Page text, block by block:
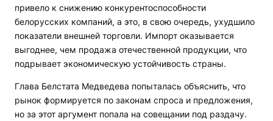
привело к снижению конкурентоспособности
белорусских компаний, а это, в свою очередь, ухудшило
показатели внешней торговли. Импорт оказывается
выгоднее, чем продажа отечественной продукции, что
подрывает экономическую устойчивость страны.
Глава Белстата Медведева попыталась объяснить, что
рынок формируется по законам спроса и предложения,
но за этот аргумент попала на совещании под раздачу.